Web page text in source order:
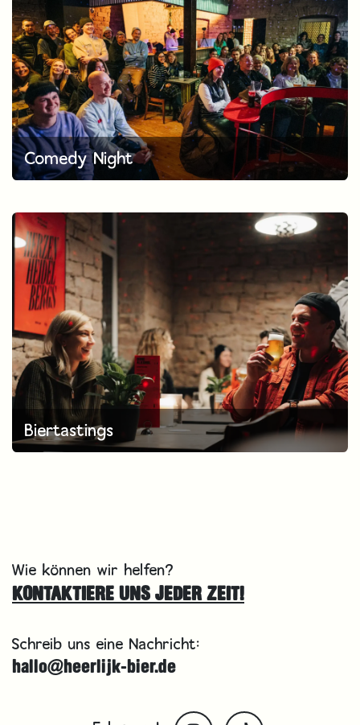
Comedy Night
Biertastings
Wie können wir helfen?
KONTAKTIERE UNS JEDER ZEIT!
Schreib uns eine Nachricht:
hallo@heerlijk-bier.de